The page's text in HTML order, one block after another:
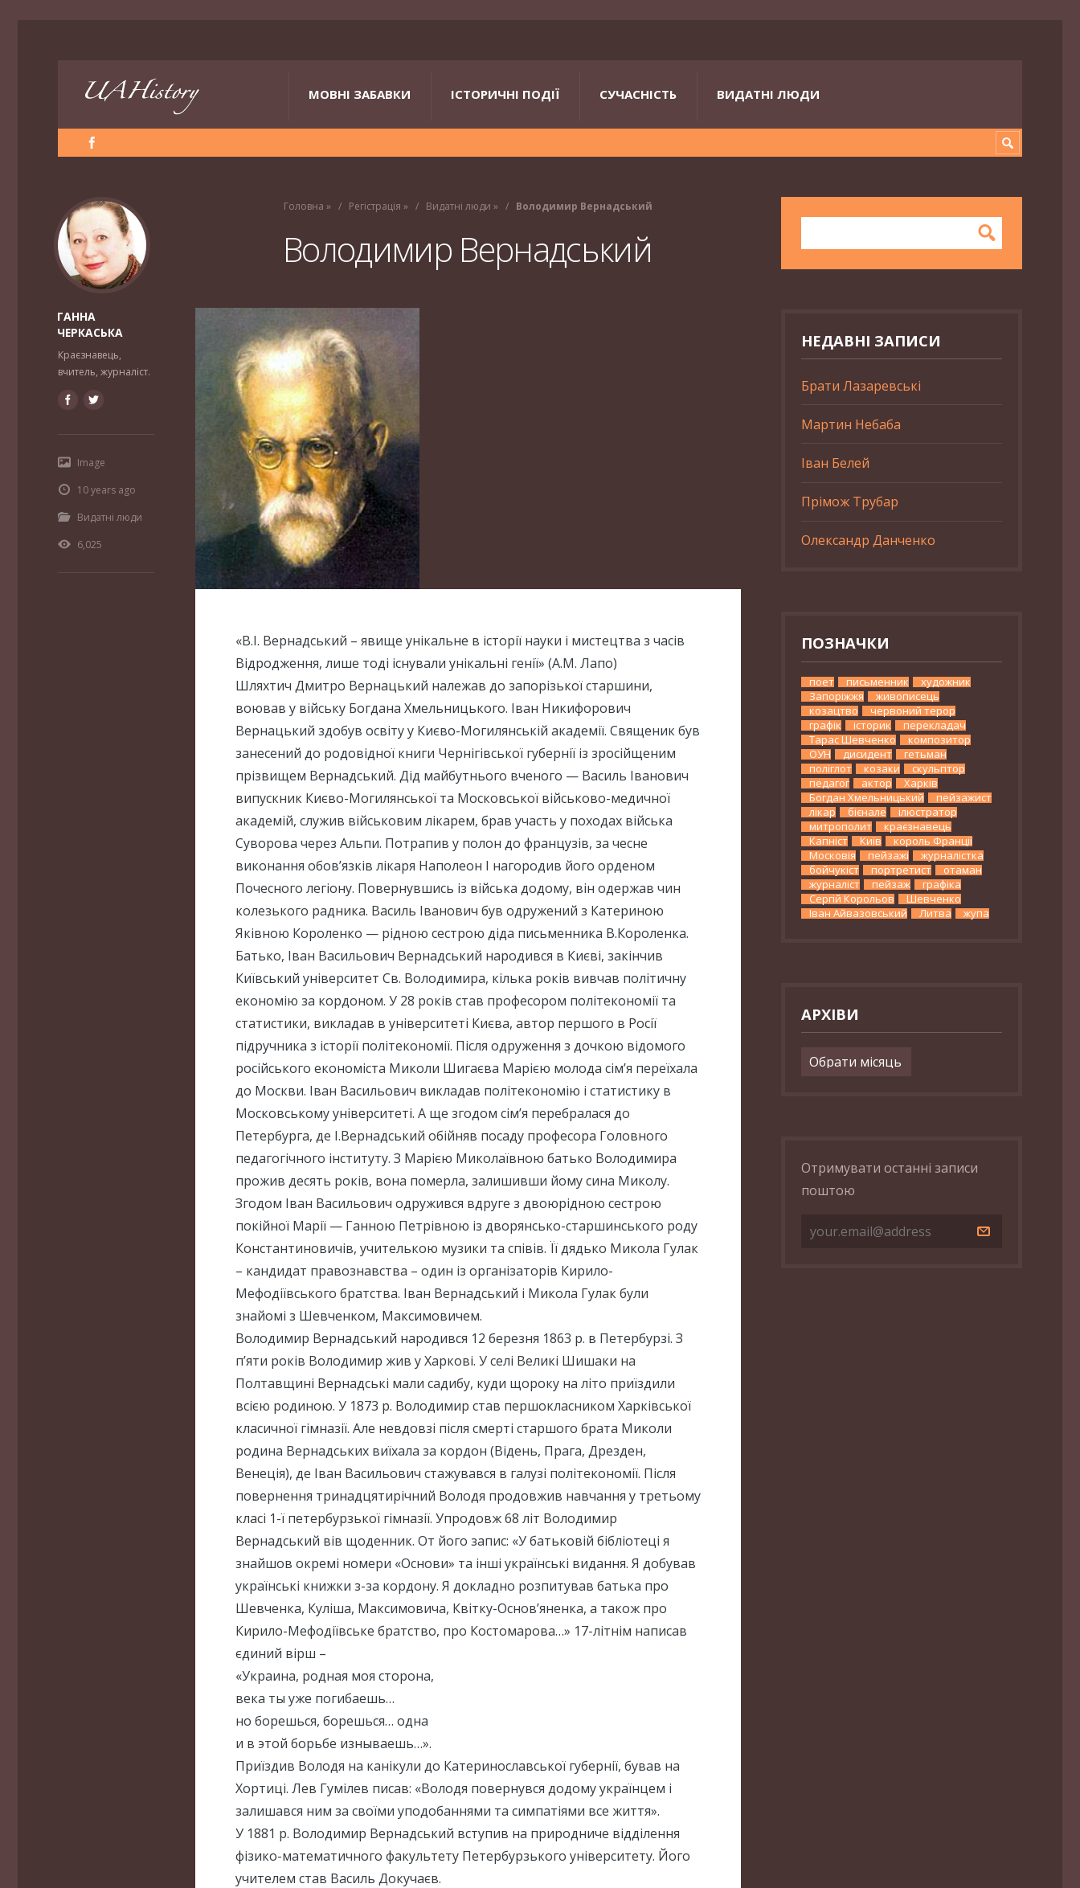
МОВНІ ЗАБАВКИ ІСТОРИЧНІ ПОДІЇ СУЧАСНІСТЬ ВИДАТНІ ЛЮДИ
Головна » Регістрація » Видатні люди » Володимир Вернадський
Володимир Вернадський
«В.І. Вернадський – явище унікальне в історії науки і мистецтва з часів
Відродження, лише тоді існували унікальні генії» (А.М. Лапо)
Шляхтич Дмитро Вернацький належав до запорізької старшини,
воював у війську Богдана Хмельницького. Іван Никифорович
Вернацький здобув освіту у Києво-Могилянській академії. Священик був
занесений до родовідної книги Чернігівської губернії із зросійщеним
прізвищем Вернадський. Дід майбутнього вченого — Василь Іванович
випускник Києво-Могилянської та Московської військово-медичної
академій, служив військовим лікарем, брав участь у походах війська
Суворова через Альпи. Потрапив у полон до французів, за чесне
виконання обов’язків лікаря Наполеон І нагородив його орденом
Почесного легіону. Повернувшись із війська додому, він одержав чин
колезького радника. Василь Іванович був одружений з Катериною
Яківною Короленко — рідною сестрою діда письменника В.Короленка.
Батько, Іван Васильович Вернадський народився в Києві, закінчив
Київський університет Св. Володимира, кілька років вивчав політичну
економію за кордоном. У 28 років став професором політекономії та
статистики, викладав в університеті Києва, автор першого в Росії
підручника з історії політекономії. Після одруження з дочкою відомого
російського економіста Миколи Шигаєва Марією молода сім’я переїхала
до Москви. Іван Васильович викладав політекономію і статистику в
Московському університеті. А ще згодом сім’я перебралася до
Петербурга, де І.Вернадський обійняв посаду професора Головного
педагогічного інституту. З Марією Миколаївною батько Володимира
прожив десять років, вона померла, залишивши йому сина Миколу.
Згодом Іван Васильович одружився вдруге з двоюрідною сестрою
покійної Марії — Ганною Петрівною із дворянсько-старшинського роду
Константиновичів, учителькою музики та співів. Її дядько Микола Гулак
– кандидат правознавства – один із організаторів Кирило-
Мефодіївського братства. Іван Вернадський і Микола Гулак були
знайомі з Шевченком, Максимовичем.
Володимир Вернадський народився 12 березня 1863 р. в Петербурзі. З
п’яти років Володимир жив у Харкові. У селі Великі Шишаки на
Полтавщині Вернадські мали садибу, куди щороку на літо приїздили
всією родиною. У 1873 р. Володимир став першокласником Харківської
класичної гімназії. Але невдовзі після смерті старшого брата Миколи
родина Вернадських виїхала за кордон (Відень, Прага, Дрезден,
Венеція), де Іван Васильович стажувався в галузі політекономії. Після
повернення тринадцятирічний Володя продовжив навчання у третьому
класі 1-ї петербурзької гімназії. Упродовж 68 літ Володимир
Вернадський вів щоденник. От його запис: «У батьковій бібліотеці я
знайшов окремі номери «Основи» та інші українські видання. Я добував
українські книжки з-за кордону. Я докладно розпитував батька про
Шевченка, Куліша, Максимовича, Квітку-Основ’яненка, а також про
Кирило-Мефодіївське братство, про Костомарова…» 17-літнім написав
єдиний вірш –
«Украина, родная моя сторона,
века ты уже погибаешь…
но борешься, борешься… одна
и в этой борьбе изнываешь…».
Приїздив Володя на канікули до Катеринославської губернії, бував на
Хортиці. Лев Гумілев писав: «Володя повернувся додому українцем і
залишався ним за своїми уподобаннями та симпатіями все життя».
У 1881 р. Володимир Вернадський вступив на природниче відділення
фізико-математичного факультету Петербурзького університету. Його
учителем став Василь Докучаєв.
ГАННА
ЧЕРКАСЬКА
Краєзнавець,
вчитель, журналіст.
Image
10 years ago
Видатні люди
6,025
НЕДАВНІ ЗАПИСИ
Брати Лазаревські
Мартин Небаба
Іван Белей
Прімож Трубар
Олександр Данченко
ПОЗНАЧКИ
поет письменник
художник
Запоріжжя
живописець
козацтво
червоний терор
графік
історик
перекладач
Тарас Шевченко
композитор
ОУН
дисидент
гетьман
поліглот
козаки
скульптор
педагог
актор
Харків
Богдан Хмельницький
пейзажист
лікар
бієнале
ілюстратор
митрополит
краєзнавець
Капніст
Київ
король Франції
Московія
пейзажі
журналістка
бойчукіст
портретист
отаман
журналіст
пейзаж
графіка
Сергій Корольов
Шевченко
Іван Айвазовський
Литва жупа
АРХІВИ
Архіви
Отримувати останні записи
поштою